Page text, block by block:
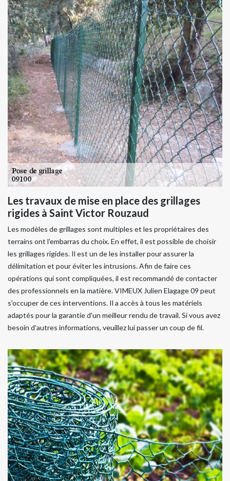
Les travaux de mise en place des grillages
rigides à Saint Victor Rouzaud
Les modèles de grillages sont multiples et les propriétaires des
terrains ont l'embarras du choix. En effet, il est possible de choisir
les grillages rigides. Il est un de les installer pour assurer la
délimitation et pour éviter les intrusions. Afin de faire ces
opérations qui sont compliquées, il est recommandé de contacter
des professionnels en la matière. VIMEUX Julien Elagage 09 peut
s'occuper de ces interventions. Il a accès à tous les matériels
adaptés pour la garantie d'un meilleur rendu de travail. Si vous avez
besoin d'autres informations, veuillez lui passer un coup de fil.